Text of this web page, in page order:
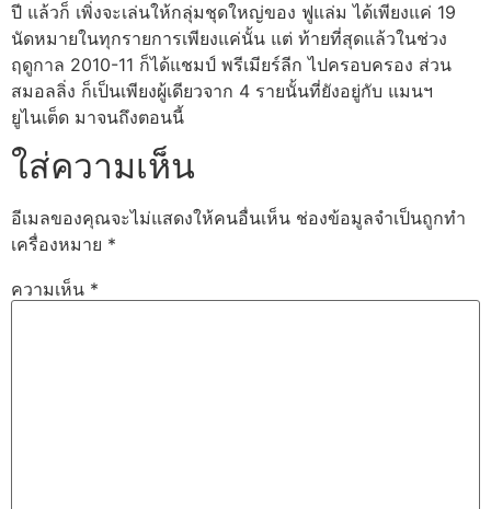
ปี แล้วก็ เพิ่งจะเล่นให้กลุ่มชุดใหญ่ของ ฟูแล่ม ได้เพียงแค่ 19
นัดหมายในทุกรายการเพียงแค่นั้น แต่ ท้ายที่สุดแล้วในช่วง
ฤดูกาล 2010-11 ก็ได้แชมป์ พรีเมียร์ลีก ไปครอบครอง ส่วน
สมอลลิ่ง ก็เป็นเพียงผู้เดียวจาก 4 รายนั้นที่ยังอยู่กับ แมนฯ
ยูไนเต็ด มาจนถึงตอนนี้
ใส่ความเห็น
อีเมลของคุณจะไม่แสดงให้คนอื่นเห็น ช่องข้อมูลจำเป็นถูกทำ
เครื่องหมาย *
ความเห็น *